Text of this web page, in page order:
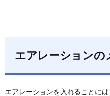
エアレーションの
エアレーションを入れることに